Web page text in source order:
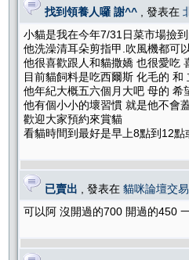
找到領養人囉 謝^^ , 發表在
小貓是我在今年7/31日菜市場撿
他洗澡清耳朵剪指甲.吹風機都可
他很喜歡跟人和貓撒嬌 也很愛吃
目前貓飼料是吃西爾斯 化毛的
他年紀大概五六個月大吧 母的 希
他有個小小的壞習慣 就是他不會
歡迎大家預約來賞貓
看貓時間到最好是早上8點到12
已賣出 , 發表在 貓咪論壇交
可以阿 沒開過的700 開過的450